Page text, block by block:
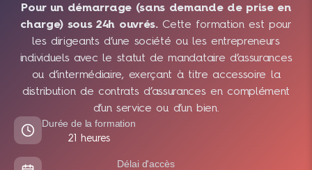
Pour un démarrage (sans demande de prise en
charge) sous 24h ouvrés.Cette formation est pour
les dirigeants d’une société ou les entrepreneurs
individuels avec le statut de mandataire d’assurances
ou d’intermédiaire, exerçant à titre accessoire la
distribution de contrats d’assurances en complément
d’un service ou d’un bien.
Durée de la formation
21 heures
Délai d'accès